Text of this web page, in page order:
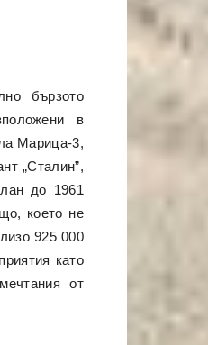
бързото
в
Марица-3,
„Сталин”,
до 1961
което не
925 000
като
от